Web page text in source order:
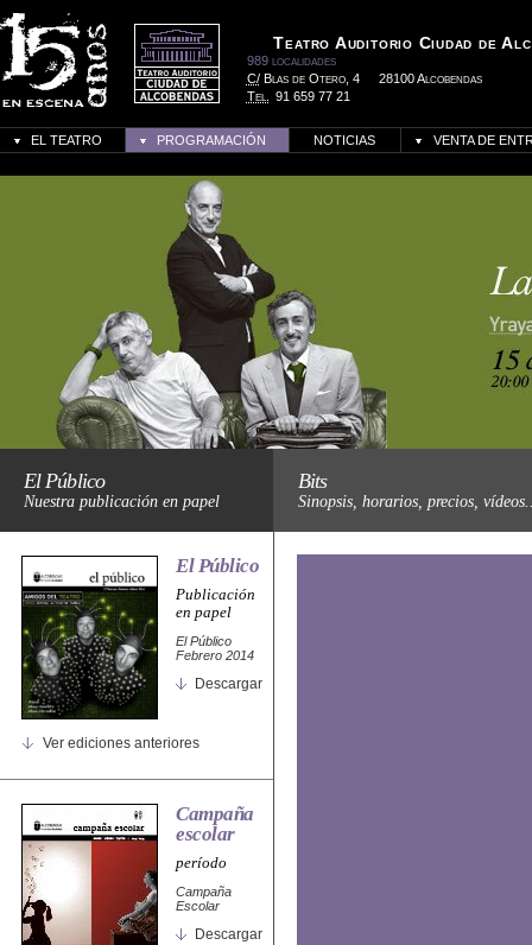
Teatro Auditorio Ciudad de
989 localidades
C/Blas de Otero, 4
28100 Alcobendas
Tel.
91 659 77 21
EL TEATRO PROGRAMACIÓN NOTICIAS VENTA DE
Bits
Sinopsis, horarios, precios,
El Público
Nuestra publicación en papel
El Público
Publicación
en papel
El Público
Febrero 2014
Descargar
Ver ediciones anteriores
Campaña
escolar
período
Campaña
Escolar
Descargar